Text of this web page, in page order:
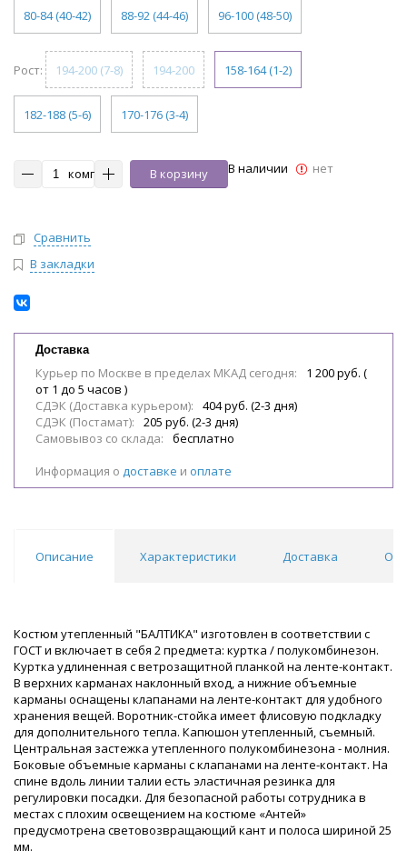
80-84 (40-42) 88-92 (44-46) 96-100 (48-50)
Рост: 194-200 (7-8) 194-200 158-164 (1-2)
182-188 (5-6) 170-176 (3-4)
комп В корзину В наличии нет
Сравнить
В закладки
Доставка
Курьер по Москве в пределах МКАД сегодня:
1 200 руб. (
от 1 до 5 часов )
СДЭК (Доставка курьером):
404 руб. (2-3 дня)
СДЭК (Постамат):
205 руб. (2-3 дня)
Самовывоз со склада:
бесплатно
Информация о доставке и оплате
Описание Характеристики Доставка
Костюм утепленный "БАЛТИКА" изготовлен в соответствии с
ГОСТ и включает в себя 2 предмета: куртка / полукомбинезон.
Куртка удлиненная с ветрозащитной планкой на ленте-контакт.
В верхних карманах наклонный вход, а нижние объемные
карманы оснащены клапанами на ленте-контакт для удобного
хранения вещей. Воротник-стойка имеет флисовую подкладку
для дополнительного тепла. Капюшон утепленный, съемный.
Центральная застежка утепленного полукомбинезона - молния.
Боковые объемные карманы с клапанами на ленте-контакт. На
спине вдоль линии талии есть эластичная резинка для
регулировки посадки. Для безопасной работы сотрудника в
местах с плохим освещением на костюме «Антей»
предусмотрена световозвращающий кант и полоса шириной 25
мм.